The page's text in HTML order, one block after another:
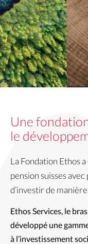
Principes
Une
le
La Fondation Ethos
pension suisses
d’investir de
Ethos Services, le
développé une
à l’investissement